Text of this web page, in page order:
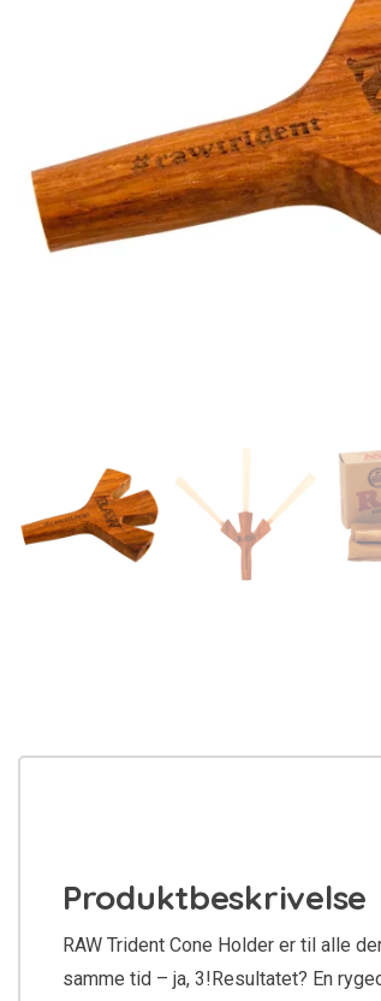
Produktbeskrivelse
RAW Trident Cone Holder er til alle
samme tid – ja, 3!Resultatet? En